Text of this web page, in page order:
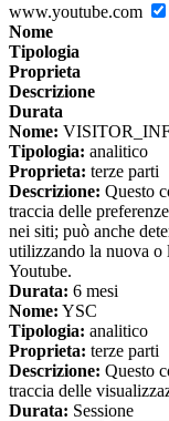
www.youtube.com
Nome
Tipologia
Proprieta
Descrizione
Durata
Nome:
Tipologia: analitico
Proprieta: terze parti
Descrizione: Questo
traccia delle
nei siti; può anche
utilizzando la nuova o
Youtube.
Durata: 6 mesi
Nome: YSC
Tipologia: analitico
Proprieta: terze parti
Descrizione: Questo
traccia delle
Durata: Sessione